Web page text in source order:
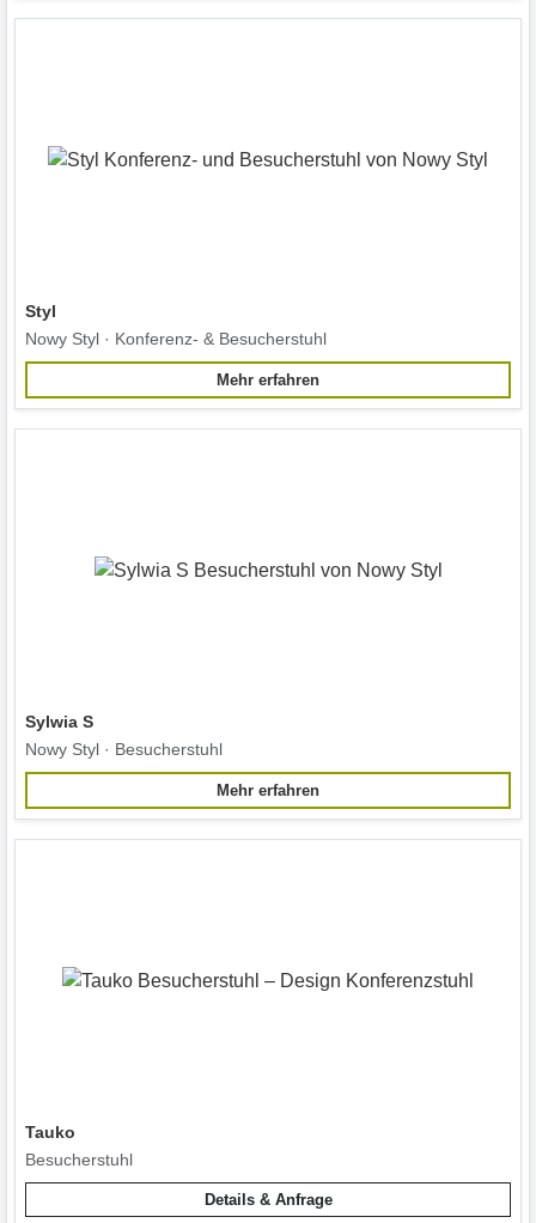
Styl
Nowy Styl · Konferenz- & Besucherstuhl
Mehr erfahren
Sylwia S
Nowy Styl · Besucherstuhl
Mehr erfahren
Tauko
Besucherstuhl
Details & Anfrage